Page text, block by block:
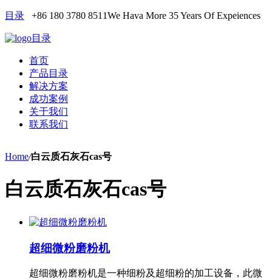
目录 +86 180 3780 8511We Hava More 35 Years Of Expeiences
目录
首页
产品目录
解决方案
成功案例
关于我们
联系我们
Home/白云质石灰石cas号
白云质石灰石cas号
超细微粉磨粉机
超细微粉磨粉机是一种细粉及超细粉的加工设备，此微